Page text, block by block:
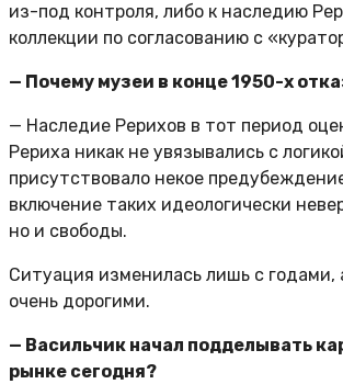
из-под контроля, либо к наследию
коллекции по согласованию с
— Почему музеи в конце 1950-х
— Наследие Рерихов в тот период
Рериха никак не увязывались с
присутствовало некое
включение таких идеологически
но и свободы.
Ситуация изменилась лишь с годами,
очень дорогими.
— Васильчик начал подделывать
рынке сегодня?